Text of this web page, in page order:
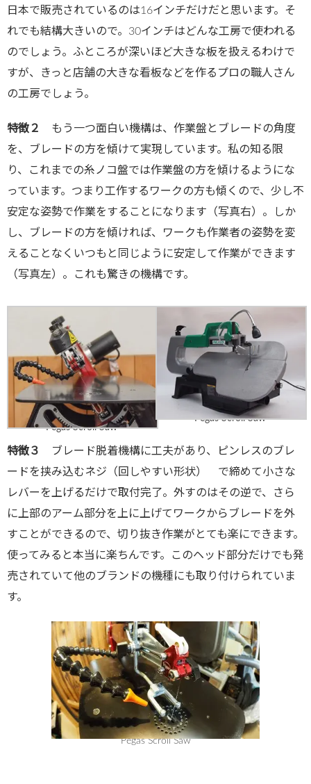
日本で販売されているのは16インチだけだと思います。そ
れでも結構大きいので。30インチはどんな工房で使われる
のでしょう。ふところが深いほど大きな板を扱えるわけで
すが、きっと店舗の大きな看板などを作るプロの職人さん
の工房でしょう。
特徴２
もう一つ面白い機構は、作業盤とブレードの角度
を、ブレードの方を傾けて実現しています。私の知る限
り、これまでの糸ノコ盤では作業盤の方を傾けるようにな
っています。つまり工作するワークの方も傾くので、少し不
安定な姿勢で作業をすることになります（写真右）。しか
し、ブレードの方を傾ければ、ワークも作業者の姿勢を変
えることなくいつもと同じように安定して作業ができます
（写真左）。これも驚きの機構です。
Pegas Scroll Saw
Pegas Scroll Saw
特徴３
ブレード脱着機構に工夫があり、ピンレスのブレ
ードを挟み込むネジ（回しやすい形状） で締めて小さな
レバーを上げるだけで取付完了。外すのはその逆で、さら
に上部のアーム部分を上に上げてワークからブレードを外
すことができるので、切り抜き作業がとても楽にできます。
使ってみると本当に楽ちんです。このヘッド部分だけでも発
売されていて他のブランドの機種にも取り付けられていま
す。
Pegas Scroll Saw